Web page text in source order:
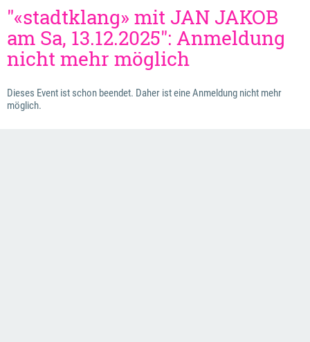
"«stadtklang» mit JAN JAKOB
am Sa, 13.12.2025": Anmeldung
nicht mehr möglich
Dieses Event ist schon beendet. Daher ist eine Anmeldung nicht mehr
möglich.